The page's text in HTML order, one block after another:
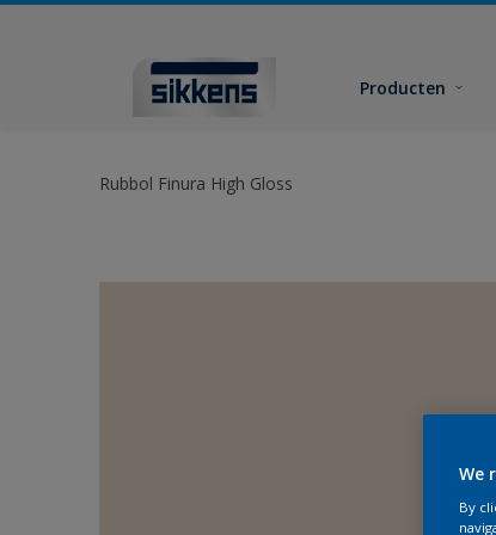
Producten
Rubbol Finura High Gloss
We
By